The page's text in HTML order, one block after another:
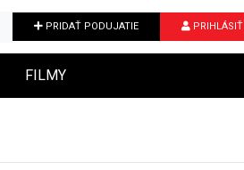
PRIDAŤ PODUJATIE PRIHLÁSIŤ
FILMY